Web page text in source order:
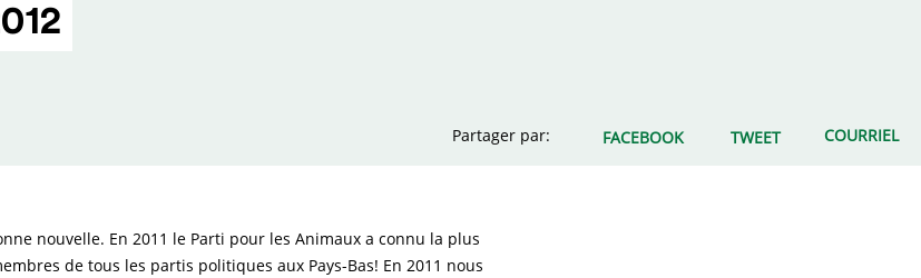
Partager par: FACEBOOK TWEET COURRIEL
nouvelle. En 2011 le Parti pour les Animaux a connu la plus
de tous les partis politiques aux Pays-Bas! En 2011 nous